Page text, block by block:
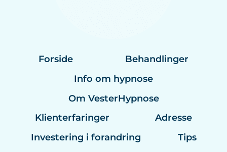
Forside
Behandlinger
Info om hypnose
Om VesterHypnose
Klienterfaringer
Adresse
Investering i forandring
Tips